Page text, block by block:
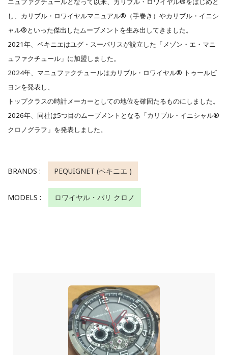
し、カリブル・ロワイヤルマニュアル®（手巻き）やカリブル・イニシ
ャル®といった傑出したムーブメントを生み出してきました。
2021年、ペキニエはユグ・スーパリスが設立した「メゾン・エ・マニ
ュファクチュール」に加盟しました。
2024年、マニュファクチュールはカリブル・ロワイヤル® トゥールビ
ヨンを発表し、
トップクラスの時計メーカーとしての地位を確固たるものにしました。
2026年、同社は5つ目のムーブメントとなる「カリブル・イニシャル®
クロノグラフ」を発表しました。
BRANDS : PEQUIGNET (ペキニエ )
MODELS : ロワイヤル・パリ クロノ